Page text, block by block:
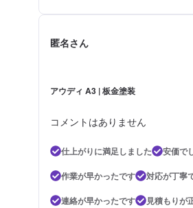
匿名さん
アウディ A3 | 板金塗装
コメントはありません
仕上がりに満足しました
安価で
作業が早かったです
対応が丁寧
連絡が早かったです
見積もりが